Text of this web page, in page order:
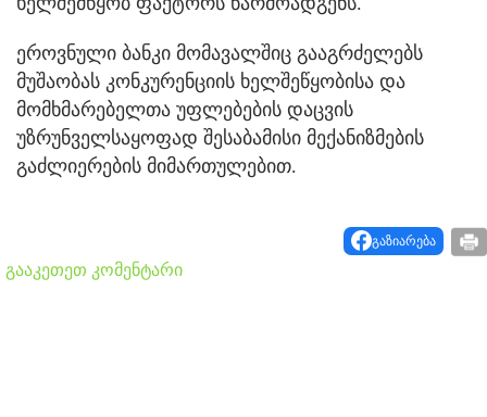
ეროვნული ბანკი მომავალშიც გააგრძელებს
მუშაობას კონკურენციის ხელშეწყობისა და
მომხმარებელთა უფლებების დაცვის
უზრუნველსაყოფად შესაბამისი მექანიზმების
გაძლიერების მიმართულებით.
გაზიარება
გააკეთეთ კომენტარი